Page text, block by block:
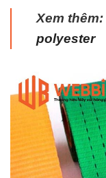
Xem thêm:
polyester